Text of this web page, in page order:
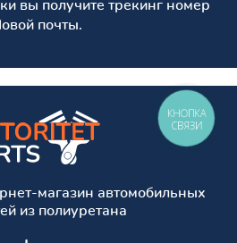
вы получите трекинг номер
почты.
магазин автомобильных
из полиуретана
КНОПКА
СВЯЗИ